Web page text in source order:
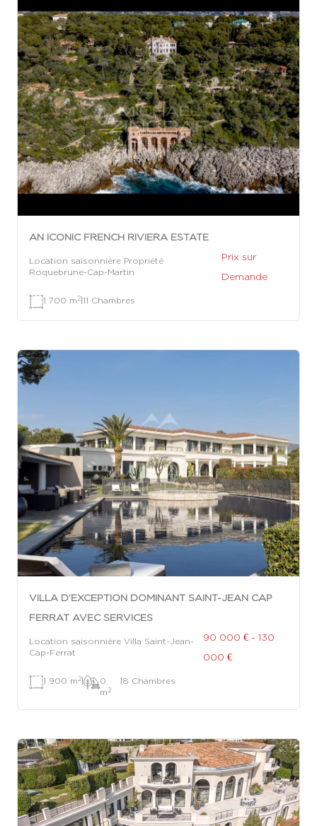
AN ICONIC FRENCH RIVIERA ESTATE
Location saisonnière Propriété
Roquebrune-Cap-Martin
Prix sur
Demande
1 700 m 2|11 Chambres
VILLA D’EXCEPTION DOMINANT SAINT-JEAN CAP
FERRAT AVEC SERVICES
Location saisonnière Villa Saint-Jean-
Cap-Ferrat
90 000 € - 130
000 €
1 900 m 2|
0
m 2
|8 Chambres